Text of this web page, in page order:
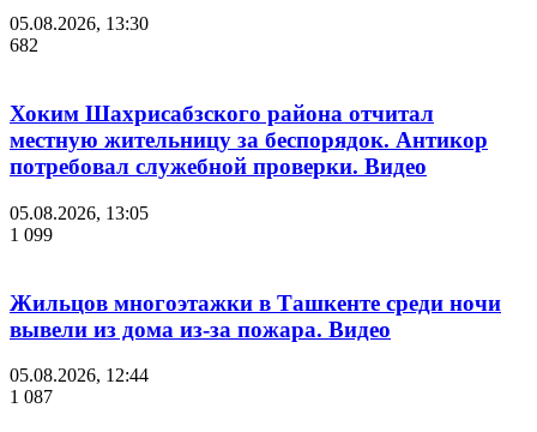
05.08.2026, 13:30
682
Хоким Шахрисабзского района отчитал
местную жительницу за беспорядок. Антикор
потребовал служебной проверки. Видео
05.08.2026, 13:05
1 099
Жильцов многоэтажки в Ташкенте среди ночи
вывели из дома из-за пожара. Видео
05.08.2026, 12:44
1 087